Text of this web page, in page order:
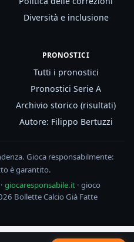
Diversità e inclusione
PRONOSTICI
Tutti i pronostici
Pronostici Serie A
Archivio storico (risultati)
Autore: Filippo Bertuzzi
Gioca responsabilmente:
è garantito.
giocaresponsabile.it· gioco
Bollette Calcio Già Fatte